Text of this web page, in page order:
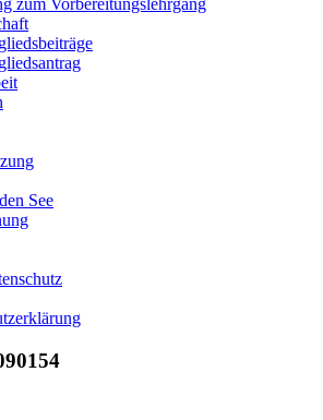
zum Vorbereitungslehrgang
See